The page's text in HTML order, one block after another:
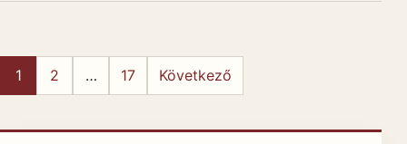
Bejegyzések lapozása
1 2 … 17 Következő